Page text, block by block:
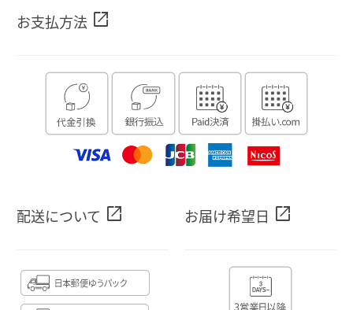
お支払方法 open_in_new
配送について open_in_new お届け希望日 open_in_new